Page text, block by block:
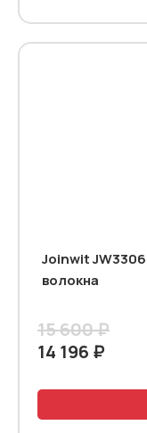
Joinwit
волокна
15 600 ₽
14 196 ₽